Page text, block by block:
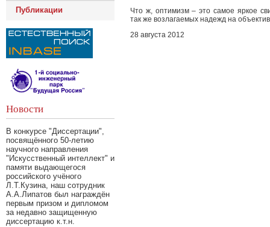
Публикации
Новости
В конкурсе "Диссертации",
посвящённого 50-летию
научного направления
"Искусственный интеллект" и
памяти выдающегося
российского учёного
Л.Т.Кузина, наш сотрудник
А.А.Липатов был награждён
первым призом и дипломом
за недавно защищенную
диссертацию к.т.н.
Что ж, оптимизм – это самое яркое
так же возлагаемых надежд на
28 августа 2012